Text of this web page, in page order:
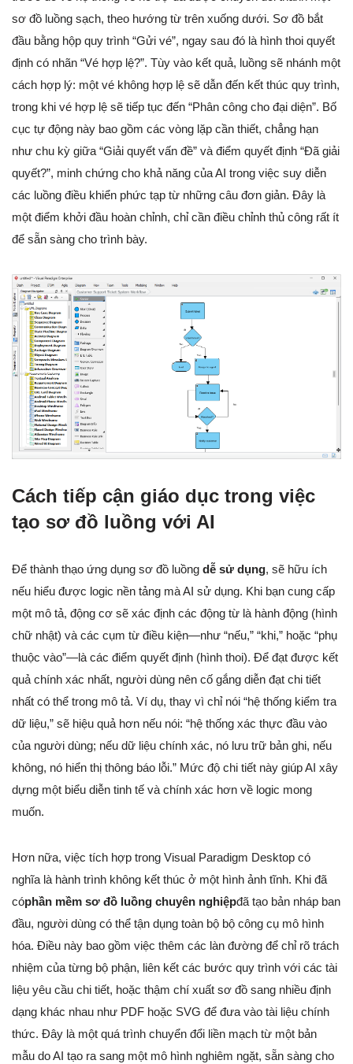
sơ đồ luồng sạch, theo hướng từ trên xuống dưới. Sơ đồ bắt
đầu bằng hộp quy trình “Gửi vé”, ngay sau đó là hình thoi quyết
định có nhãn “Vé hợp lệ?”. Tùy vào kết quả, luồng sẽ nhánh một
cách hợp lý: một vé không hợp lệ sẽ dẫn đến kết thúc quy trình,
trong khi vé hợp lệ sẽ tiếp tục đến “Phân công cho đại diện”. Bố
cục tự động này bao gồm các vòng lặp cần thiết, chẳng hạn
như chu kỳ giữa “Giải quyết vấn đề” và điểm quyết định “Đã giải
quyết?”, minh chứng cho khả năng của AI trong việc suy diễn
các luồng điều khiển phức tạp từ những câu đơn giản. Đây là
một điểm khởi đầu hoàn chỉnh, chỉ cần điều chỉnh thủ công rất ít
để sẵn sàng cho trình bày.
Cách tiếp cận giáo dục trong việc
tạo sơ đồ luồng với AI
Để thành thạo ứng dụng sơ đồ luồng dễ sử dụng, sẽ hữu ích
nếu hiểu được logic nền tảng mà AI sử dụng. Khi bạn cung cấp
một mô tả, động cơ sẽ xác định các động từ là hành động (hình
chữ nhật) và các cụm từ điều kiện—như “nếu,” “khi,” hoặc “phụ
thuộc vào”—là các điểm quyết định (hình thoi). Để đạt được kết
quả chính xác nhất, người dùng nên cố gắng diễn đạt chi tiết
nhất có thể trong mô tả. Ví dụ, thay vì chỉ nói “hệ thống kiểm tra
dữ liệu,” sẽ hiệu quả hơn nếu nói: “hệ thống xác thực đầu vào
của người dùng; nếu dữ liệu chính xác, nó lưu trữ bản ghi, nếu
không, nó hiển thị thông báo lỗi.” Mức độ chi tiết này giúp AI xây
dựng một biểu diễn tinh tế và chính xác hơn về logic mong
muốn.
Hơn nữa, việc tích hợp trong Visual Paradigm Desktop có
nghĩa là hành trình không kết thúc ở một hình ảnh tĩnh. Khi đã
cóphần mềm sơ đồ luồng chuyên nghiệpđã tạo bản nháp ban
đầu, người dùng có thể tận dụng toàn bộ bộ công cụ mô hình
hóa. Điều này bao gồm việc thêm các làn đường để chỉ rõ trách
nhiệm của từng bộ phận, liên kết các bước quy trình với các tài
liệu yêu cầu chi tiết, hoặc thậm chí xuất sơ đồ sang nhiều định
dạng khác nhau như PDF hoặc SVG để đưa vào tài liệu chính
thức. Đây là một quá trình chuyển đổi liền mạch từ một bản
mẫu do AI tạo ra sang một mô hình nghiêm ngặt, sẵn sàng cho